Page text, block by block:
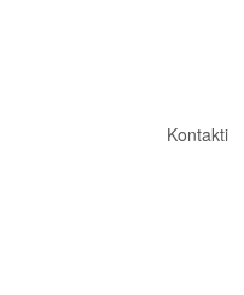
Kontakti